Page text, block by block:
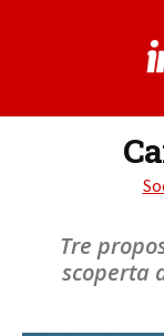
Tre
scoperta